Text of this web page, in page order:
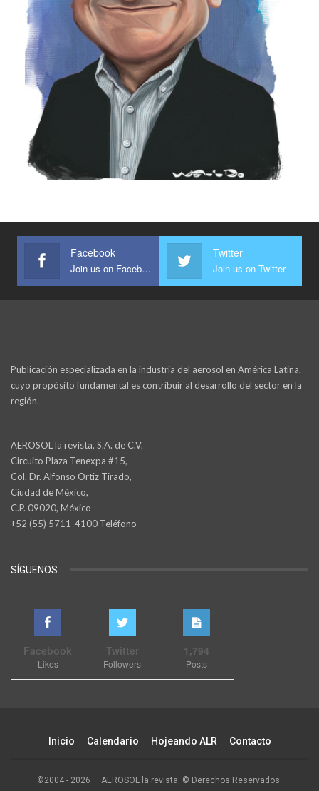
Facebook
Join us on Facebook
Twitter
Join us on Twitter
Publicación especializada en la industria del aerosol en América Latina,
cuyo propósito fundamental es contribuir al desarrollo del sector en la
región.
AEROSOL la revista, S.A. de C.V.
Circuito Plaza Tenexpa #15,
Col. Dr. Alfonso Ortiz Tirado,
Ciudad de México,
C.P. 09020, México
+52 (55) 5711-4100 Teléfono
SÍGUENOS
Facebook
Likes
Twitter
Followers
1,794
Posts
Inicio Calendario Hojeando ALR Contacto
©2004 - 2026 — AEROSOL la revista. © Derechos Reservados.